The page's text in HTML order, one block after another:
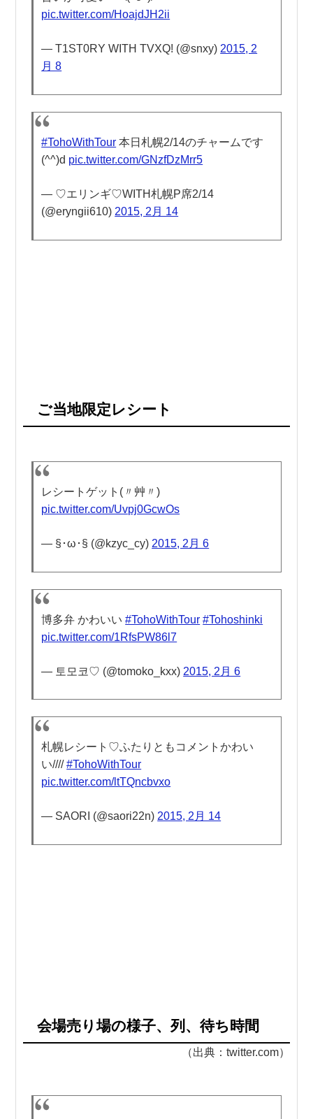
pic.twitter.com/HoajdJH2ii
— T1ST0RY WITH TVXQ! (@snxy) 2015, 2
月 8
#TohoWithTour 本日札幌2/14のチャームです
(^^)d pic.twitter.com/GNzfDzMrr5
— ♡エリンギ♡WITH札幌P席2/14
(@eryngii610) 2015, 2月 14
ご当地限定レシート
レシートゲット(〃艸〃)
pic.twitter.com/Uvpj0GcwOs
— §･ω･§ (@kzyc_cy) 2015, 2月 6
博多弁 かわいい#TohoWithTour #Tohoshinki
pic.twitter.com/1RfsPW86l7
— 토모코♡ (@tomoko_kxx) 2015, 2月 6
札幌レシート♡ふたりともコメントかわい
い////#TohoWithTour
pic.twitter.com/ltTQncbvxo
— SAORI (@saori22n) 2015, 2月 14
会場売り場の様子、列、待ち時間
（出典：twitter.com）